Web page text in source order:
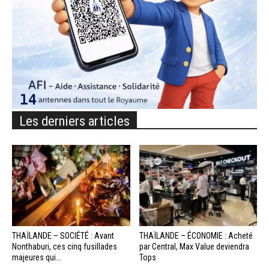
Les derniers articles
THAÏLANDE – SOCIÉTÉ : Avant
Nonthaburi, ces cinq fusillades
majeures qui...
THAÏLANDE – ÉCONOMIE : Acheté
par Central, Max Value deviendra
Tops